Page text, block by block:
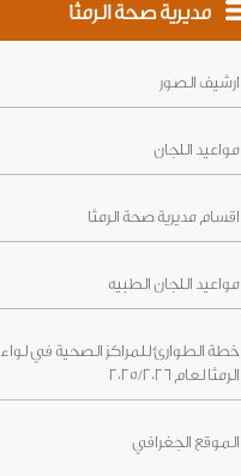
مديرية صحة الرمثا
ارشيف الصور
مواعيد اللجان
اقسام مديرية صحة الرمثا
مواعيد اللجان الطبيه
خطة الطوارئ للمراكز الصحية في لواء
الرمثا لعام 2025/2026
الموقع الجغرافي